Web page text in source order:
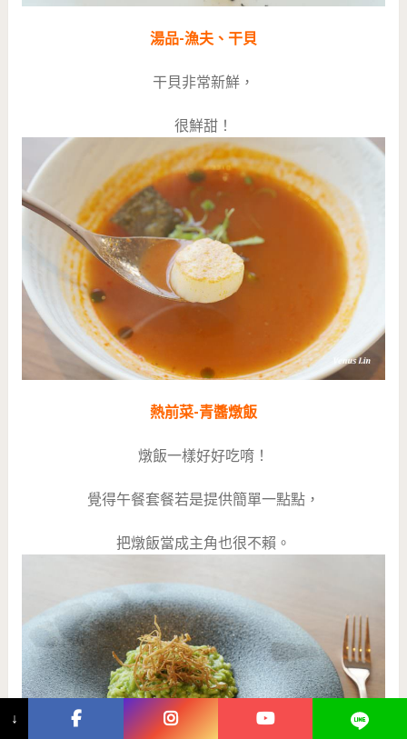
湯品-漁夫、干貝
干貝非常新鮮，
很鮮甜！
熱前菜-青醬燉飯
燉飯一樣好好吃唷！
覺得午餐套餐若是提供簡單一點點，
把燉飯當成主角也很不賴。
↓